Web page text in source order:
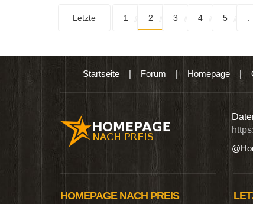
Letzte 1 2 3 4 5
Startseite| Forum | Homepage|
Produkten wie Ebooks & DVDs.…
HOMEPAGE NACH PREIS